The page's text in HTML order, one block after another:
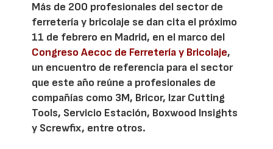
Más de 200 profesionales del sector de
ferretería y bricolaje se dan cita el próximo
11 de febrero en Madrid, en el marco del
Congreso Aecoc de Ferretería y Bricolaje,
un encuentro de referencia para el sector
que este año reúne a profesionales de
compañías como 3M, Bricor, Izar Cutting
Tools, Servicio Estación, Boxwood Insights
y Screwfix, entre otros.